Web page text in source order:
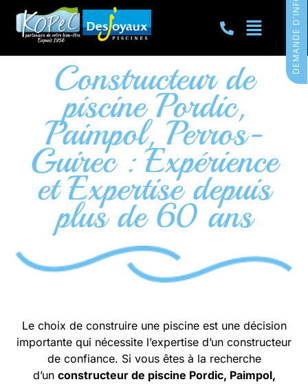
Constructeur de
piscine Pordic,
Paimpol, Perros-
Guirec : Expérience
et Expertise depuis
plus de 60 ans
Le choix de construire une piscine est une décision
importante qui nécessite l’expertise d’un constructeur
de confiance. Si vous êtes à la recherche
d’un constructeur de piscine Pordic, Paimpol,